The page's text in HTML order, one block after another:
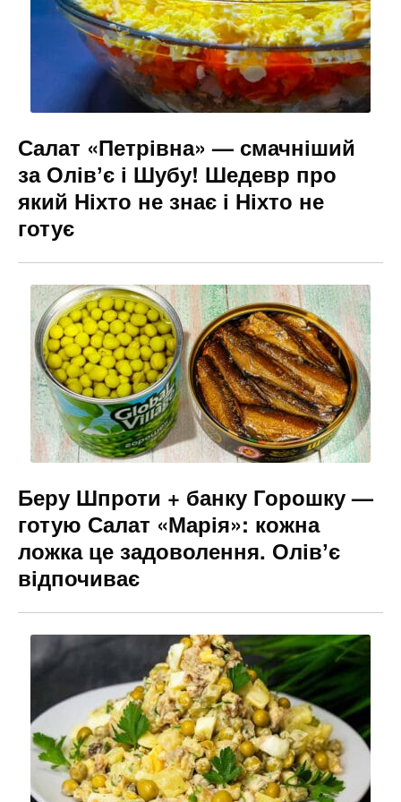
k
er
Салат «Петрівна» — смачніший
за Олівʼє і Шубу! Шедевр про
який Ніхто не знає і Ніхто не
готує
Беру Шпроти + банку Горошку —
готую Салат «Марія»: кожна
ложка це задоволення. Олівʼє
відпочиває